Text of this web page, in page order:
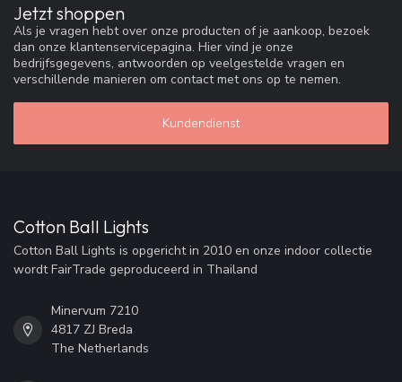
Jetzt shoppen
Als je vragen hebt over onze producten of je aankoop, bezoek
dan onze klantenservicepagina. Hier vind je onze
bedrijfsgegevens, antwoorden op veelgestelde vragen en
verschillende manieren om contact met ons op te nemen.
Kundendienst
Cotton Ball Lights
Cotton Ball Lights is opgericht in 2010 en onze indoor collectie
wordt FairTrade geproduceerd in Thailand
Minervum 7210
4817 ZJ Breda
The Netherlands